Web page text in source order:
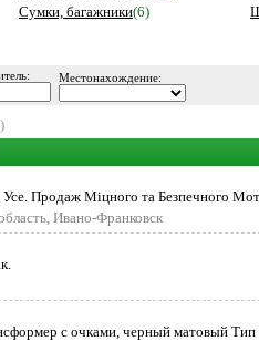
Сумки, багажники(6)
Местонахождение:
Продаж Міцного та Безпечного
Ивано-Франковск
с очками, черный матовый